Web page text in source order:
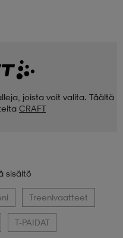
joista voit valita. Täältä
CRAFT
sisältö
Treenivaatteet
T-PAIDAT